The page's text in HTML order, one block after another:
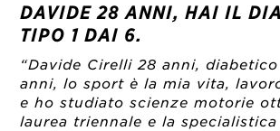
DAVIDE 28 ANNI, HAI IL
TIPO 1 DAI 6.
“Davide Cirelli 28 anni,
anni, lo sport è la mia vita,
e ho studiato scienze motorie
laurea triennale e la